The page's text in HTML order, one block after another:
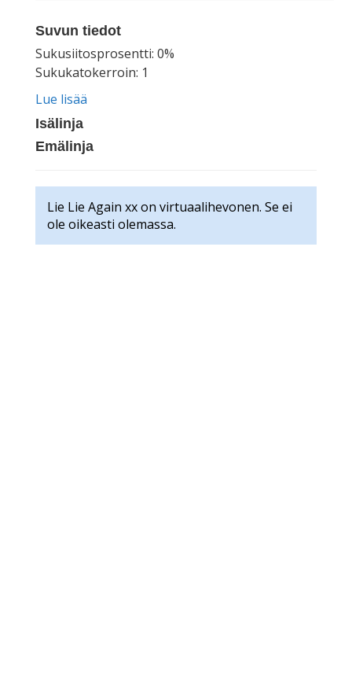
Suvun tiedot
Sukusiitosprosentti: 0%
Sukukatokerroin: 1
Lue lisää
Isälinja
Emälinja
Lie Lie Again xx on virtuaalihevonen. Se ei
ole oikeasti olemassa.